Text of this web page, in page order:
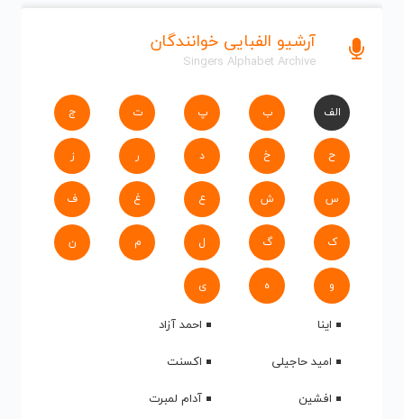
آرشیو الفبایی خوانندگان
Singers Alphabet Archive
الف ب پ ت ج
ح خ د ر ز
س ش ع غ ف
ک گ ل م ن
و ه ی
اینا
احمد آزاد
امید حاجیلی
اکسنت
افشین
آدام لمبرت